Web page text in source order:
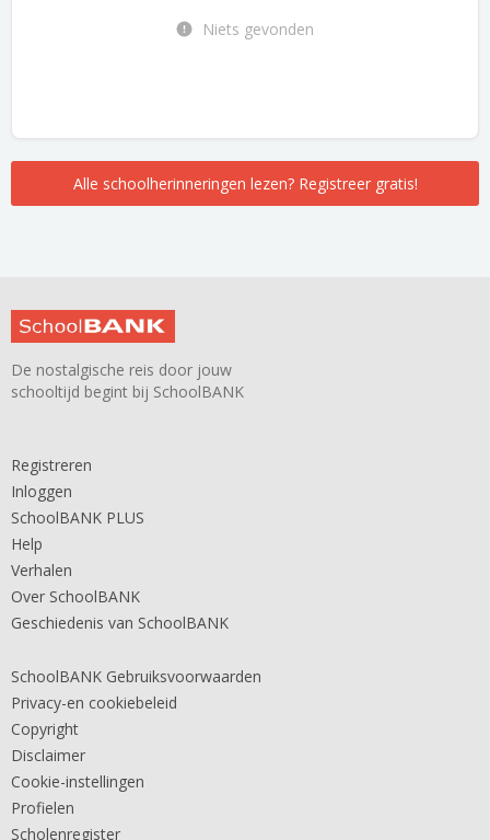
Niets gevonden
Alle schoolherinneringen lezen? Registreer gratis!
De nostalgische reis door jouw
schooltijd begint bij SchoolBANK
Registreren
Inloggen
SchoolBANK PLUS
Help
Verhalen
Over SchoolBANK
Geschiedenis van SchoolBANK
SchoolBANK Gebruiksvoorwaarden
Privacy-en cookiebeleid
Copyright
Disclaimer
Cookie-instellingen
Profielen
Scholenregister